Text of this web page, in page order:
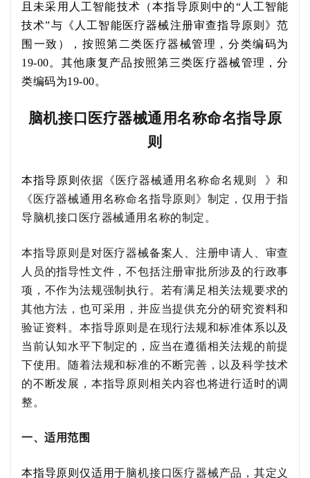
且未采用人工智能技术 （本指导原则中的“ 人工智能
技术”与《人工智能医疗器械注册审查指导原则》范
围一致）
，按照第二类医疗器械管理，分类编码为
19-00。 其他康复产品按照第三类医疗器械管理，分
类编码为19-00。
脑机接口医疗器械通用名称命名指导原
则
本指导原则 依据《 医疗器械通用名称命名规则 》和
《医疗器械通用名称命名指导原则》 制定，仅 用于指
导脑机接口医疗器械通用名称的制定。
本指导原则是对医疗器械备案人、注册申请人、审查
人员的指导性文件，不包括注册审批所涉及的行政事
项，不作为法规强制执行。若有满足相关法规要求的
其他方法，也可采用，并应当提供充分的研究资料和
验证资料。本指导原则是在现行法规和标准体系以及
当前认知水平下制定的，应当在遵循相关法规的前提
下使用。随着法规和标准的不断完善，以及科学技术
的不断发展，本指导原则相关内容也将进行适时的调
整。
一、适用范围
本指导原则 仅适用于脑机接口医疗器械产品， 其定义